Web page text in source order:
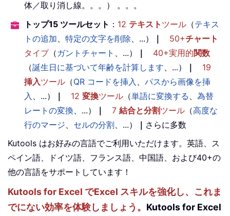
体／取り消し線。。。） 。。。
トップ15 ツールセット ： 12 テキスト ツール （テキス
トの追加
特定の文字を削除 、...） ｜ 50+チャート
タイプ（ ガントチャート 、...） ｜ 40+実用的関数
（誕生日に基づいて年齢を計算します 、...） ｜
19
挿入ツール （QR コードを挿入
パスから画像を挿
入
、...） ｜ 12 変換ツール （単語に変換する
為替
レートの変換 、...） ｜ 7 結合と分割ツール （高度な
行のマージ
セルの分割 、...） ｜ さらに多数
Kutools はお好みの言語でご利用いただけます。英語、ス
ペイン語、ドイツ語、フランス語、中国語、および40+の
他の言語をサポートしています！
Kutools for Excel でExcel スキルを強化し、これま
でにない効率を体験しましょう。 Kutools for Excel